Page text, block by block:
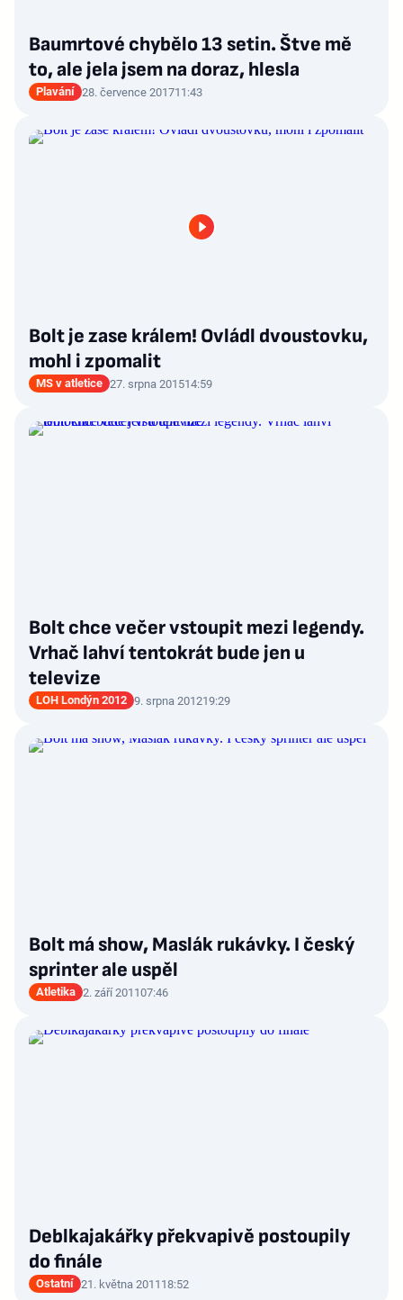
Baumrtové chybělo 13 setin. Štve mě
to, ale jela jsem na doraz, hlesla
Plavání 28. července 201711:43
Bolt je zase králem! Ovládl dvoustovku,
mohl i zpomalit
MS v atletice 27. srpna 201514:59
Bolt chce večer vstoupit mezi legendy.
Vrhač lahví tentokrát bude jen u
televize
LOH Londýn 2012 9. srpna 201219:29
Bolt má show, Maslák rukávky. I český
sprinter ale uspěl
Atletika 2. září 201107:46
Deblkajakářky překvapivě postoupily
do finále
Ostatní 21. května 2011 18:52